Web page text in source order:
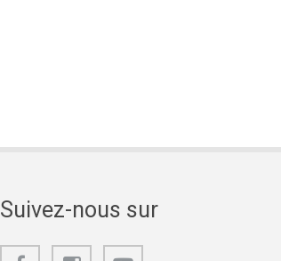
Suivez-nous sur